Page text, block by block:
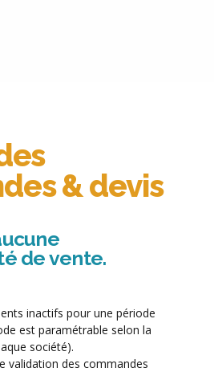
& devis
de vente.
inactifs pour une période
est paramétrable selon la
société).
validation des commandes